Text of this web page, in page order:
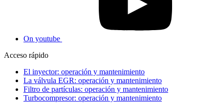
On youtube
Acceso rápido
El inyector: operación y mantenimiento
La válvula EGR: operación y mantenimiento
Filtro de partículas: operación y mantenimiento
Turbocompresor: operación y mantenimiento